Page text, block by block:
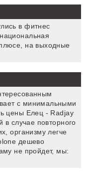
в фитнес
на выходные
с минимальными
цены Елец - Radjay
в случае повторного
организму легче
дешево
не пройдет, мы: